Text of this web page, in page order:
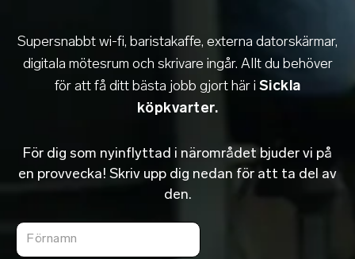
Supersnabbt wi-fi, baristakaffe, externa datorskärmar,
digitala mötesrum och skrivare ingår. Allt du behöver
för att få ditt bästa jobb gjort här i Sickla
köpkvarter.
För dig som nyinflyttad i närområdet bjuder vi på
en provvecka! Skriv upp dig nedan för att ta del av
den.